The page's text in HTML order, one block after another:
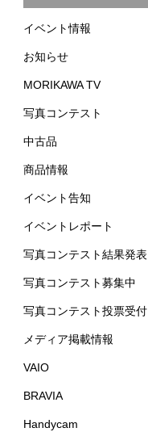
イベント情報
お知らせ
MORIKAWA TV
写真コンテスト
中古品
商品情報
イベント告知
イベントレポート
写真コンテスト結果発表
写真コンテスト募集中
写真コンテスト投票受付
メディア掲載情報
VAIO
BRAVIA
Handycam